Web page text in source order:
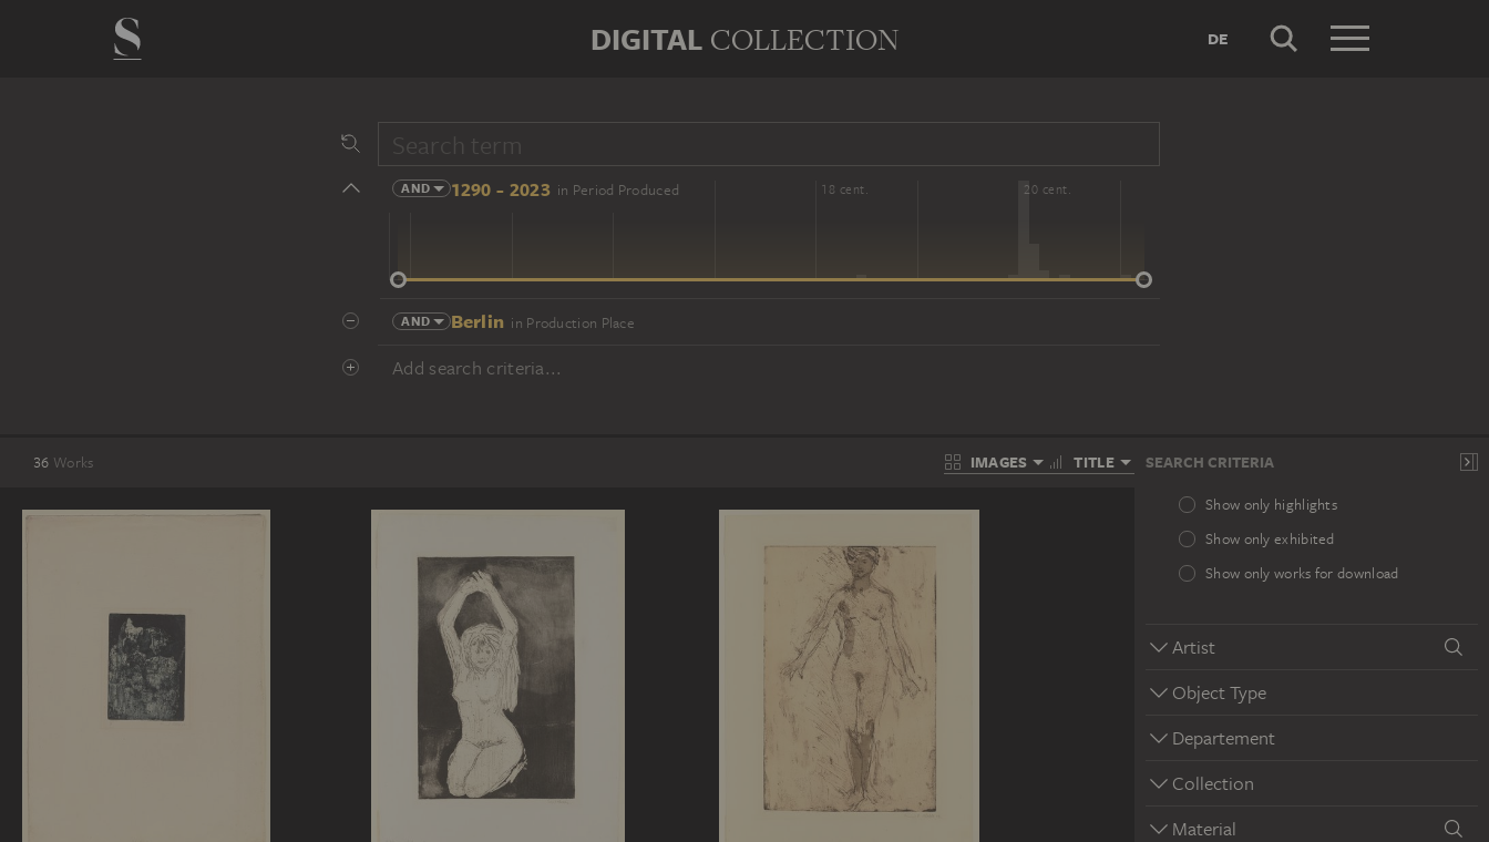
DIGITAL COLLECTION DE
AND 1290 - 2023 in Period Produced
14 cent. 16 cent. 18 cent. 20 cent.
AND Berlin in Production Place
Add search criteria...
36 Works IMAGES TITLE SEARCH CRITERIA
Show only highlights
Show only exhibited
Show only works for download
Artist
Object Type
Departement
Collection
Material